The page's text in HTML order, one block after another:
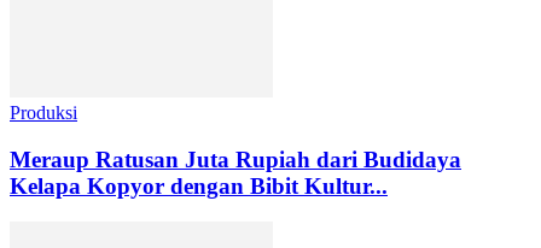
Produksi
Meraup Ratusan Juta Rupiah dari Budidaya
Kelapa Kopyor dengan Bibit Kultur...